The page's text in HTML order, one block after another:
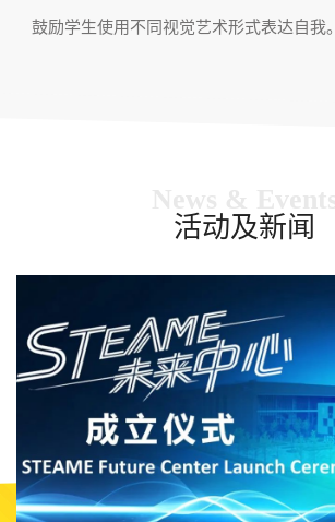
鼓励学生使用不同视觉艺术形式表达自我。
活动及新闻